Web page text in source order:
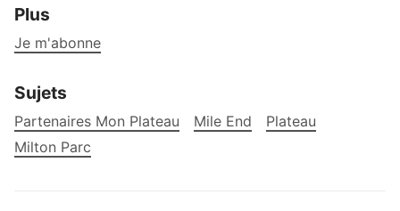
Plus
Je m'abonne
Sujets
Partenaires Mon Plateau Mile End
Plateau
Milton Parc